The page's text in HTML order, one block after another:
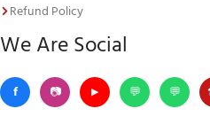
Refund Policy
We Are Social